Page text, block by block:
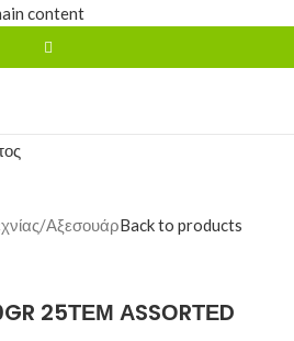
content
/ΑξεσουάρBack to products
25ΤΕΜ ΑSSΟRΤΕD